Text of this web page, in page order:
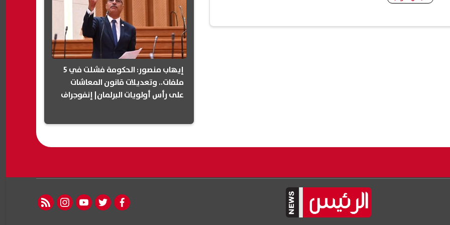
إيهاب منصور: الحكومة فشلت في 5
ملفات.. وتعديلات قانون المعاشات
على رأس أولويات البرلمان| إنفوجراف
facebook
twitter
youtube
instagram
rss feed